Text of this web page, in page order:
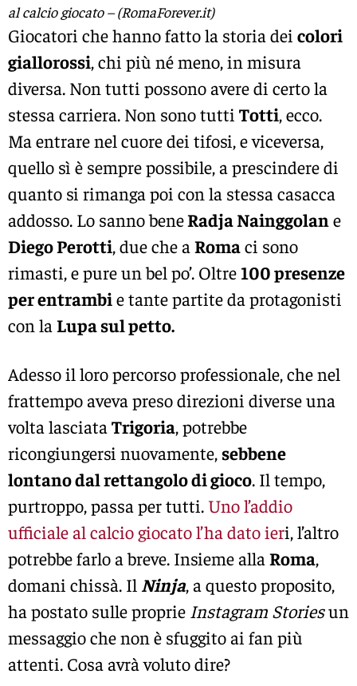
al calcio giocato – (RomaForever.it)
Giocatori che hanno fatto la storia dei colori
giallorossi, chi più né meno, in misura
diversa. Non tutti possono avere di certo la
stessa carriera. Non sono tutti Totti, ecco.
Ma entrare nel cuore dei tifosi, e viceversa,
quello sì è sempre possibile, a prescindere di
quanto si rimanga poi con la stessa casacca
addosso. Lo sanno beneRadja Nainggolane
Diego Perotti, due che a Romaci sono
rimasti, e pure un bel po’. Oltre 100 presenze
per entrambie tante partite da protagonisti
con la Lupa sul petto.
Adesso il loro percorso professionale, che nel
frattempo aveva preso direzioni diverse una
volta lasciata Trigoria, potrebbe
ricongiungersi nuovamente, sebbene
lontano dal rettangolo di gioco. Il tempo,
purtroppo, passa per tutti. Uno l’addio
ufficiale al calcio giocato l’ha dato ieri, l’altro
potrebbe farlo a breve. Insieme alla Roma,
domani chissà. Il Ninja, a questo proposito,
ha postato sulle proprie Instagram Storiesun
messaggio che non è sfuggito ai fan più
attenti. Cosa avrà voluto dire?